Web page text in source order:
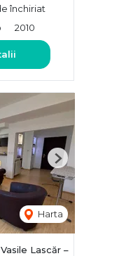
închiriat
2010
Harta
Next
Lascăr –